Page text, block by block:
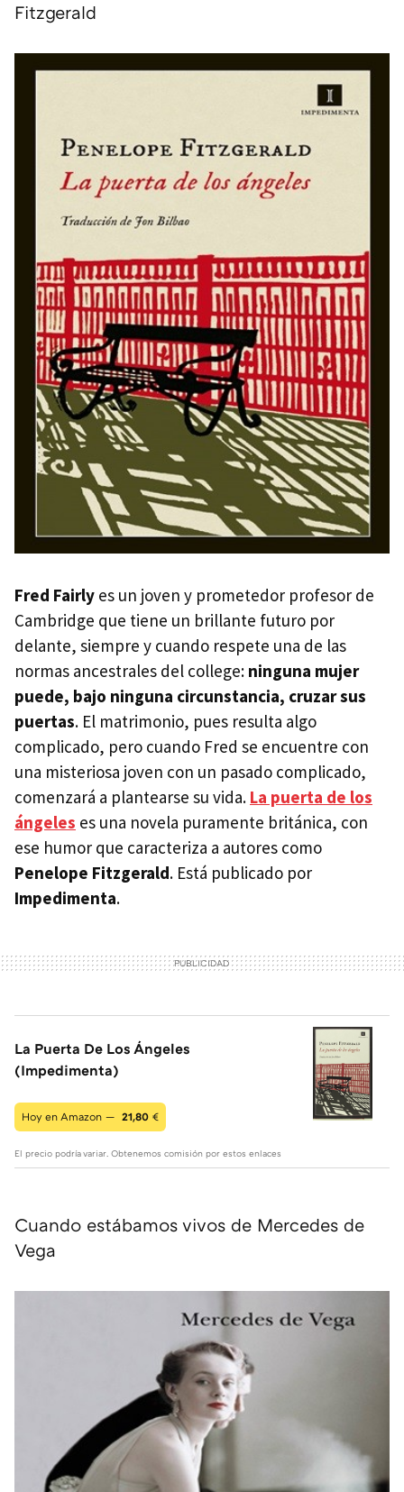
Fitzgerald
Fred Fairly es un joven y prometedor profesor de
Cambridge que tiene un brillante futuro por
delante, siempre y cuando respete una de las
normas ancestrales del college: ninguna mujer
puede, bajo ninguna circunstancia, cruzar sus
puertas. El matrimonio, pues resulta algo
complicado, pero cuando Fred se encuentre con
una misteriosa joven con un pasado complicado,
comenzará a plantearse su vida. La puerta de los
ángeles es una novela puramente británica, con
ese humor que caracteriza a autores como
Penelope Fitzgerald. Está publicado por
Impedimenta.
La Puerta De Los Ángeles
(Impedimenta)
Hoy en Amazon — 21,80 €
El precio podría variar. Obtenemos comisión por estos enlaces
Cuando estábamos vivos de Mercedes de
Vega